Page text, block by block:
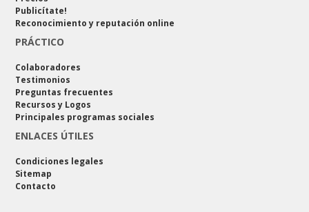
Publicítate!
Reconocimiento y reputación online
PRÁCTICO
Colaboradores
Testimonios
Preguntas frecuentes
Recursos y Logos
Principales programas sociales
ENLACES ÚTILES
Condiciones legales
Sitemap
Contacto